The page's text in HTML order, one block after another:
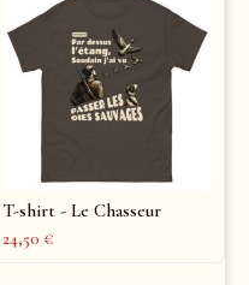
T-shirt - Le Chasseur
24,50 €